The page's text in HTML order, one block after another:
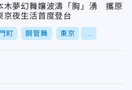
木夢幻舞孃波濤「胸」湧 攜原
京夜生活首度登台
町 鋼管舞 東京